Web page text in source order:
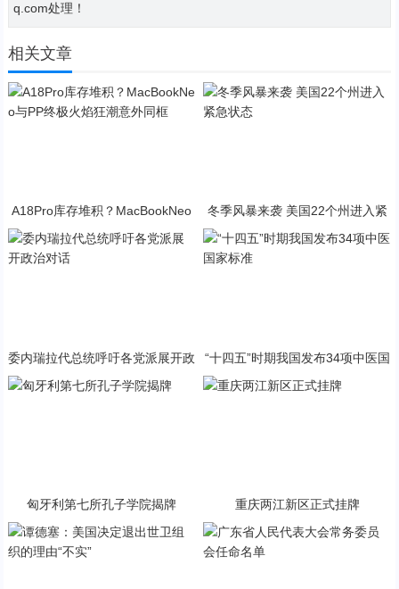
q.com处理！
相关文章
A18Pro库存堆积？MacBookNeo
与PP终极火焰狂潮意外同框
冬季风暴来袭 美国22个州进入紧
急状态
委内瑞拉代总统呼吁各党派展开政
“十四五”时期我国发布34项中医国
匈牙利第七所孔子学院揭牌 重庆两江新区正式挂牌